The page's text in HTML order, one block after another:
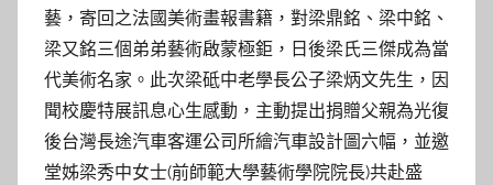
藝，寄回之法國美術畫報書籍，對梁鼎銘、梁中銘、
梁又銘三個弟弟藝術啟蒙極鉅，日後梁氏三傑成為當
代美術名家。此次梁砥中老學長公子梁炳文先生，因
聞校慶特展訊息心生感動，主動提出捐贈父親為光復
後台灣長途汽車客運公司所繪汽車設計圖六幅，並邀
堂姊梁秀中女士(前師範大學藝術學院院長)共赴盛